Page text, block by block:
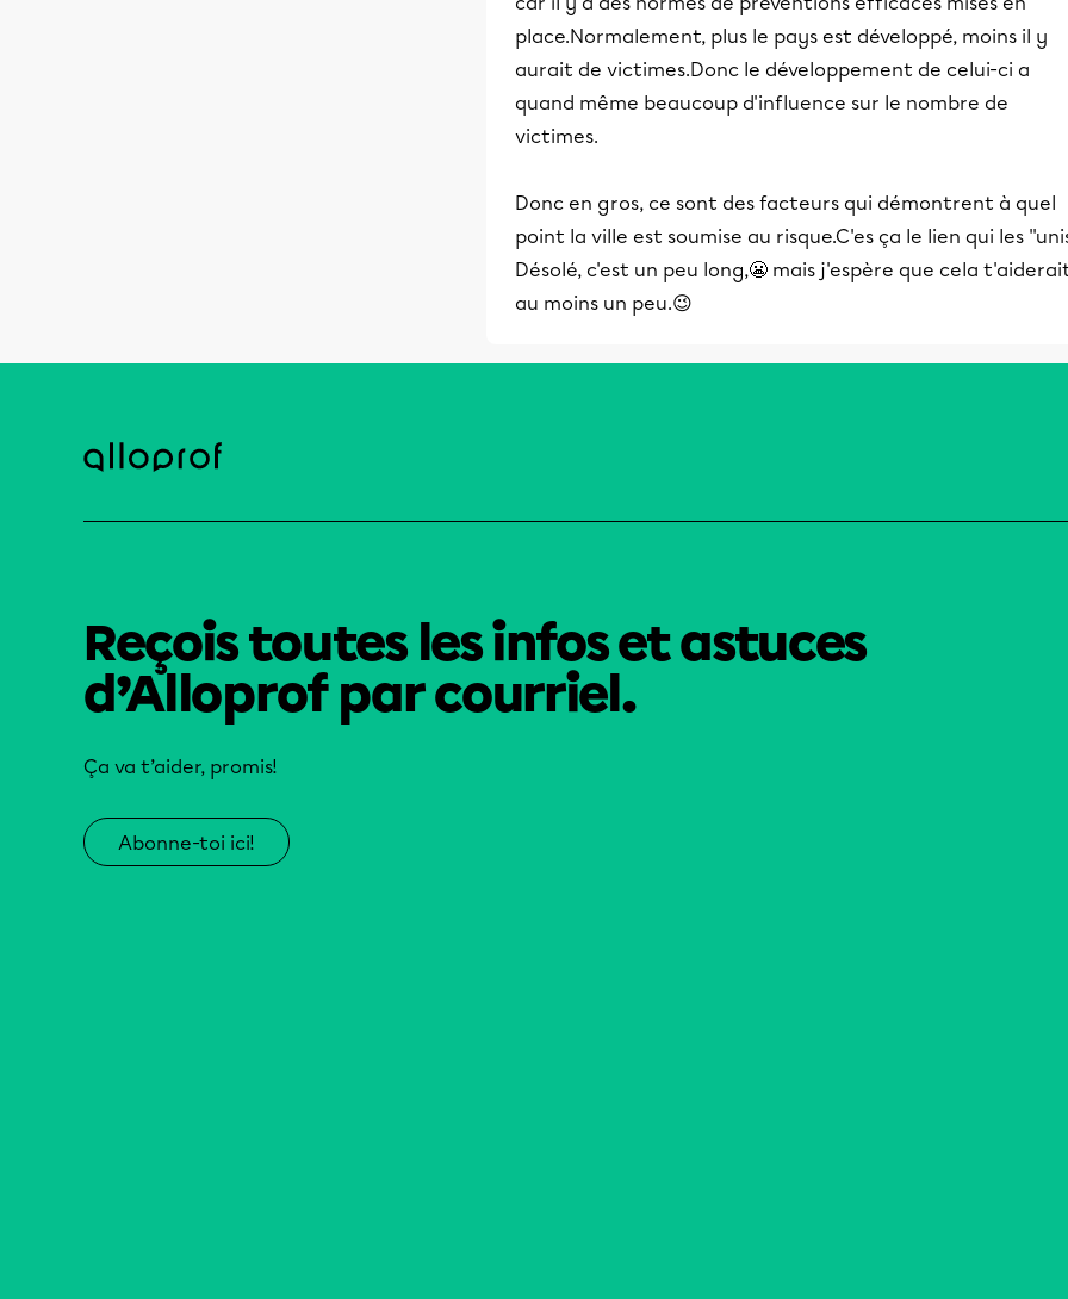
place.Normalement, plus le pays est développé, moins il y
aurait de victimes.Donc le développement de celui-ci a
quand même beaucoup d'influence sur le nombre de
victimes.
Donc en gros, ce sont des facteurs qui démontrent à quel
point la ville est soumise au risque.C'es ça le lien qui les
Désolé, c'est un peu long,😬 mais j'espère que cela
au moins un peu.😉
Reçois toutes les infos et astuces
d’Alloprof par courriel.
Ça va t’aider, promis!
Abonne-toi ici!